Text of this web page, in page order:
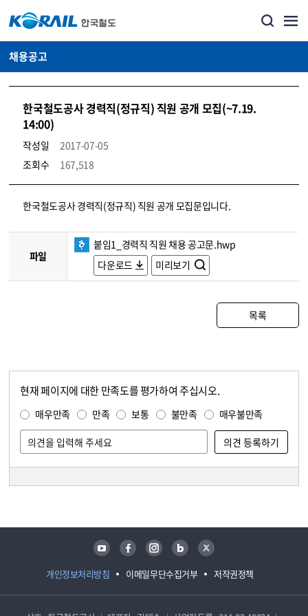
채용공고
한국철도공사 경력직(정규직) 직원 공개 모집(~7.19.
14:00)
작성일
2017-07-05
조회수
167,518
코레일소개_경영공시_채용공고 상세보기 – 내용, 파일, 담당자 연락처로 구성
한국철도공사 경력직(정규직) 직원 공개 모집문입니다.
파일
붙임1_경력직 직원 채용 공고문.hwp
다운로드
미리보기
목록
현재 페이지에 대한 만족도를 평가하여 주십시오.
매우만족 만족 보통 불만족 매우불만족
개인정보처리방침 이메일무단수집거부 저작권정책
유튜브 페이스북 인스타그램 블로그 트위터